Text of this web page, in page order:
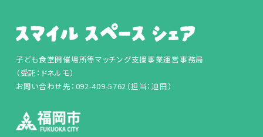
子ども食堂開催場所等マッチング支援事業運営事務局
（受託：ドネルモ）
お問い合わせ先：092-409-5762（担当：迫田）